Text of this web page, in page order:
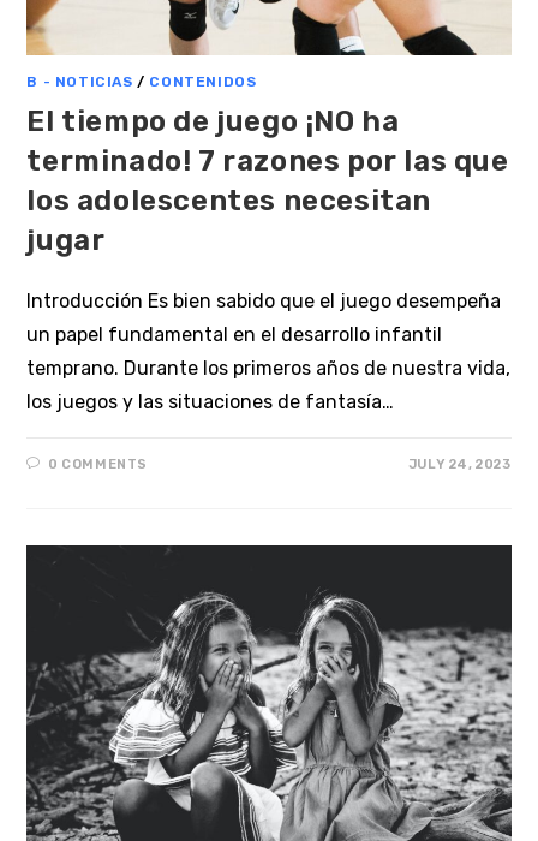
B - NOTICIAS / CONTENIDOS
El tiempo de juego ¡NO ha
terminado! 7 razones por las que
los adolescentes necesitan
jugar
Introducción Es bien sabido que el juego desempeña
un papel fundamental en el desarrollo infantil
temprano. Durante los primeros años de nuestra vida,
los juegos y las situaciones de fantasía…
0 COMMENTS JULY 24, 2023